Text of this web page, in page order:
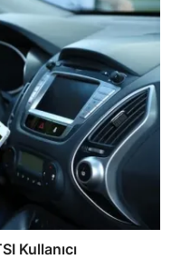
Kullanıcı